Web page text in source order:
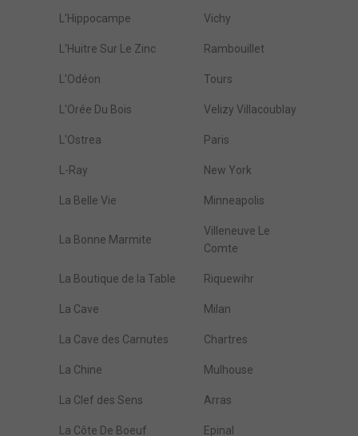
L'Hippocampe Vichy
L'Huitre Sur Le Zinc Rambouillet
L'Odéon Tours
L'Orée Du Bois Velizy Villacoublay
L'Ostrea Paris
L-Ray New York
La Belle Vie Minneapolis
La Bonne Marmite
Villeneuve Le
Comte
La Boutique de la Table Riquewihr
La Cave Milan
La Cave des Carnutes Chartres
La Chine Mulhouse
La Clef des Sens Arras
La Côte De Boeuf Epinal